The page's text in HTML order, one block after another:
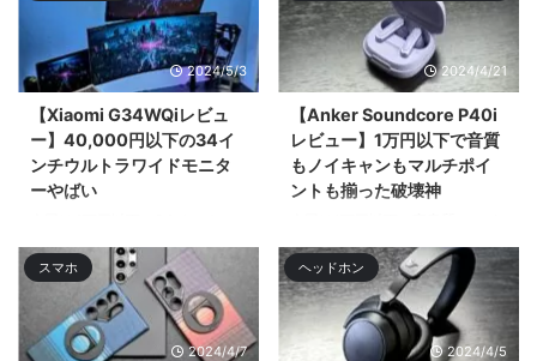
2024/5/3
【Xiaomi G34WQiレビュ
ー】40,000円以下の34イ
ンチウルトラワイドモニタ
ーやばい
UWQHD（3,440 × 1,440）のウ
ルトラワイドモニター「Xiaomi
G34WQi」 ...
2024/4/21
【Anker Soundcore P40i
レビュー】1万円以下で音質
もノイキャンもマルチポイ
ントも揃った破壊神
キャン優秀、マルチポイントにも
ワイӣ ...
スマホ
2024/4/7
ヘッドホン
2024/4/5